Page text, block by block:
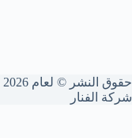
شركة الفنار